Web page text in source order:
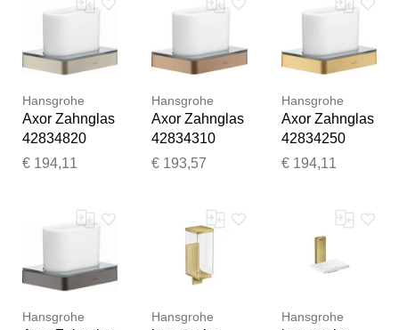
Hansgrohe
Axor Zahnglas
42834820
Glas,
€ 194,11
Hansgrohe
Axor Zahnglas
42834310
Glas,
€ 193,57
Hansgrohe
Axor Zahnglas
42834250
Glas,
€ 194,11
Hansgrohe Hansgrohe Hansgrohe
Vielen Dank für Ihr
Ihr Feedback wird nun vor
der Veröffentlichung von
unserem Team geprüft.